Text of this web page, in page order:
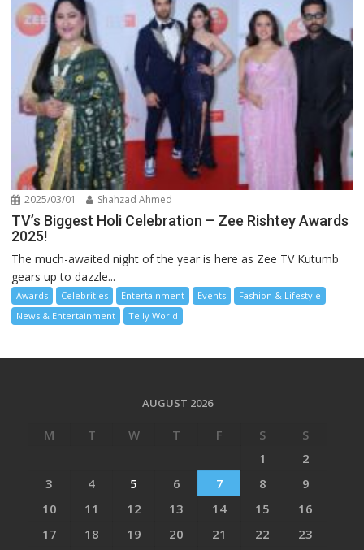
2025/03/01 Shahzad Ahmed
TV’s Biggest Holi Celebration – Zee Rishtey Awards
2025!
The much-awaited night of the year is here as Zee TV Kutumb
gears up to dazzle...
Awards Celebrities Entertainment Events
Fashion & Lifestyle
News & Entertainment
Telly World
AUGUST 2026
M T W T F S
S
1
2
3
4 5 6 7 8
9
10
11 12 13 14 15
16
17
18 19 20 21 22
23